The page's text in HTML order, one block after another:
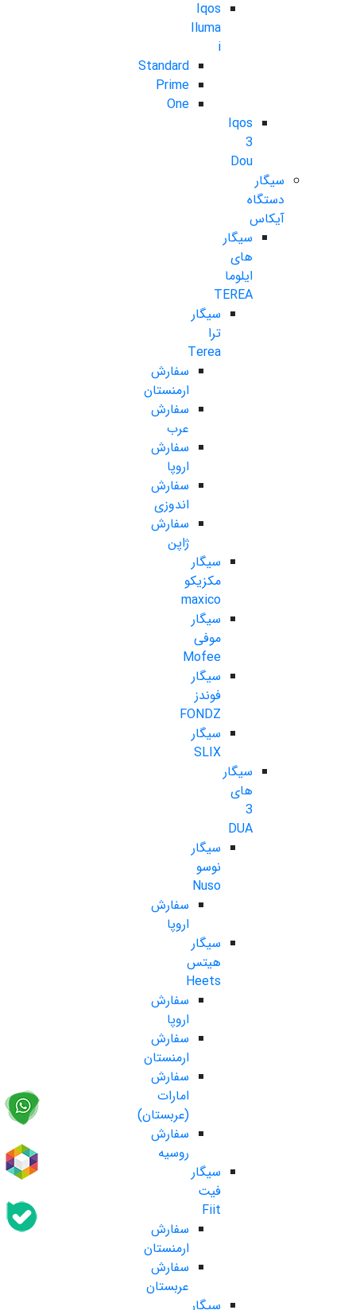
Iqos
Iluma
i
Standard
Prime
One
Iqos
3
Dou
سیگار
دستگاه
آیکاس
سیگار
های
ایلوما
TEREA
سیگار
ترا
Terea
سفارش
ارمنستان
سفارش
عرب
سفارش
اروپا
سفارش
اندوزی
سفارش
ژاپن
سیگار
مکزیکو
maxico
سیگار
موفی
Mofee
سیگار
فوندز
FONDZ
سیگار
SLIX
سیگار
های
3
DUA
سیگار
نوسو
Nuso
سفارش
اروپا
سیگار
هیتس
Heets
سفارش
اروپا
سفارش
ارمنستان
سفارش
امارات
(عربستان)
سفارش
روسیه
سیگار
فیت
Fiit
سفارش
ارمنستان
سفارش
عربستان
سیگار